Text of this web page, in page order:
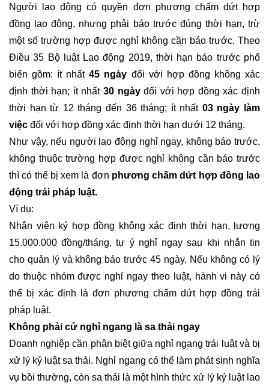
Người lao động có quyền đơn phương chấm dứt hợp
đồng lao động, nhưng phải báo trước đúng thời hạn, trừ
một số trường hợp được nghỉ không cần báo trước. Theo
Điều 35 Bộ luật Lao động 2019, thời hạn báo trước phổ
biến gồm: ít nhất45 ngày đối với hợp đồng không xác
định thời hạn; ít nhất 30 ngàyđối với hợp đồng xác định
thời hạn từ 12 tháng đến 36 tháng; ít nhất 03 ngày làm
việc đối với hợp đồng xác định thời hạn dưới 12 tháng.
Như vậy, nếu người lao động nghỉ ngay, không báo trước,
không thuộc trường hợp được nghỉ không cần báo trước
thì có thể bị xem là đơn phương chấm dứt hợp đồng lao
động trái pháp luật.
Ví dụ:
Nhân viên ký hợp đồng không xác định thời hạn, lương
15.000.000 đồng/tháng, tự ý nghỉ ngay sau khi nhắn tin
cho quản lý và không báo trước 45 ngày. Nếu không có lý
do thuộc nhóm được nghỉ ngay theo luật, hành vi này có
thể bị xác định là đơn phương chấm dứt hợp đồng trái
pháp luật.
Không phải cứ nghỉ ngang là sa thải ngay
Doanh nghiệp cần phân biệt giữa nghỉ ngang trái luật và bị
xử lý kỷ luật sa thải. Nghỉ ngang có thể làm phát sinh nghĩa
vụ bồi thường, còn sa thải là một hình thức xử lý kỷ luật lao